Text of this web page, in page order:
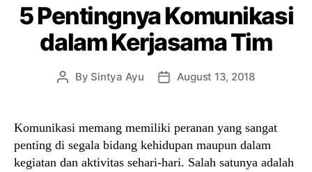
5 Pentingnya Komunikasi
dalam Kerjasama Tim
Post
By Sintya Ayu
PostAugust 13, 2018
Komunikasi memang memiliki peranan yang sangat
penting di segala bidang kehidupan maupun dalam
kegiatan dan aktivitas sehari-hari. Salah satunya adalah